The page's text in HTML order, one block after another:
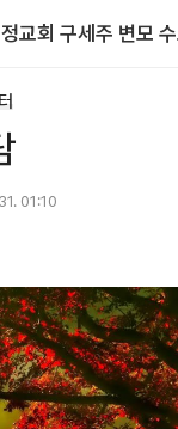
교회 구세주 변모
01:10